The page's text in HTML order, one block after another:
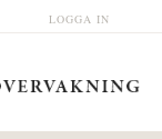
LOGGA IN